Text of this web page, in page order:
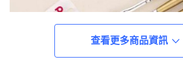
查看更多商品資訊